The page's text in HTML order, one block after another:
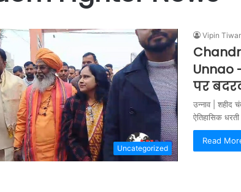
Uncategorized
Vipin
Unnao
पर
उन्नाव | शहीद
ऐतिहासिक
Read